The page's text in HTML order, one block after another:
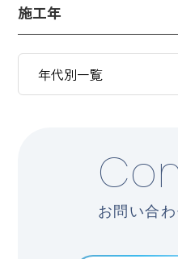
施工年
お問い合